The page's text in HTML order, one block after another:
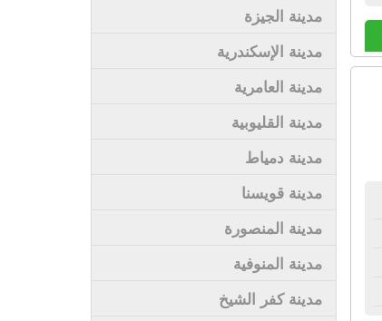
مدينة الجيزة
مدينة الإسكندرية
مدينة العامرية
مدينة القليوبية
مدينة دمياط
مدينة قويسنا
مدينة المنصورة
مدينة المنوفية
مدينة كفر الشيخ